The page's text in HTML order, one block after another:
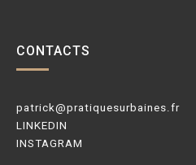
CONTACTS
patrick@pratiquesurbaines.fr
LINKEDIN
INSTAGRAM